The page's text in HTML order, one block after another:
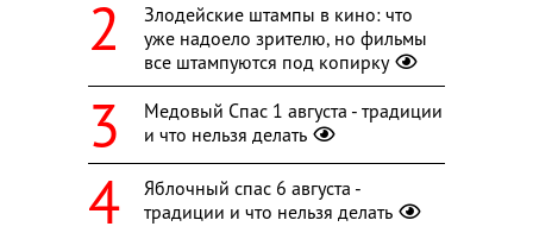
Злодейские штампы в кино: что
уже надоело зрителю, но фильмы
все штампуются под копирку
Медовый Спас 1 августа - традиции
и что нельзя делать
Яблочный спас 6 августа -
традиции и что нельзя делать